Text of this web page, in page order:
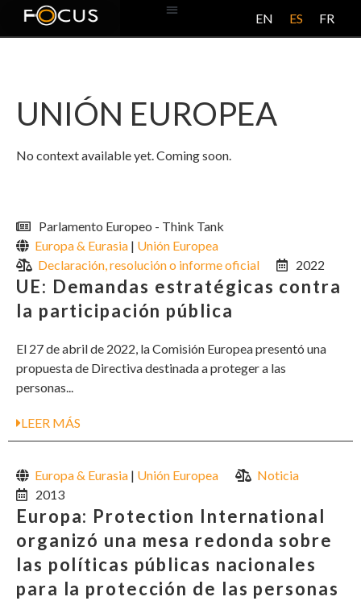
EN ES FR
UNIÓN EUROPEA
No context available yet. Coming soon.
Parlamento Europeo - Think Tank
Europa & Eurasia | Unión Europea
Declaración, resolución o informe oficial
2022
UE: Demandas estratégicas contra
la participación pública
El 27 de abril de 2022, la Comisión Europea presentó una
propuesta de Directiva destinada a proteger a las
personas...
LEER MÁS
Europa & Eurasia | Unión Europea
Noticia
2013
Europa: Protection International
organizó una mesa redonda sobre
las políticas públicas nacionales
para la protección de las personas